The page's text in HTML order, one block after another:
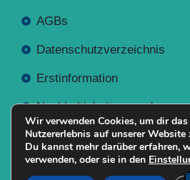
AGBs
Datenschutzverzeichnis
Erstinformation
Nachhaltigkeitsverordnung
Wir verwenden Cookies, um dir
Nutzererlebnis auf unserer Website
Du kannst mehr darüber erfahren,
verwenden, oder sie in den